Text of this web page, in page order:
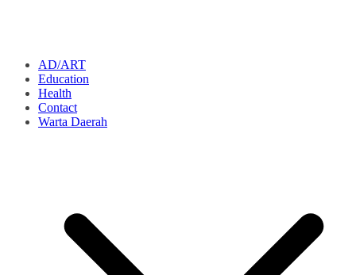
AD/ART
Education
Health
Contact
Warta Daerah